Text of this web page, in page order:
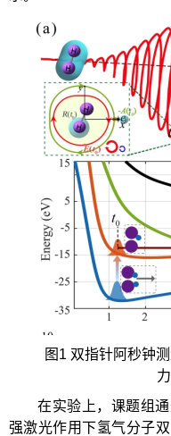
图1 双指针阿秒钟
在实验上，课题组
强激光作用下氢气分子